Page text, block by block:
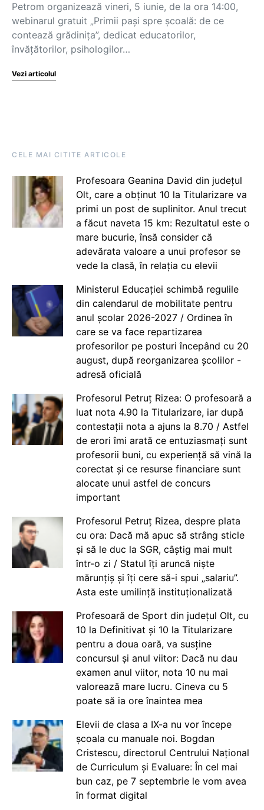
Petrom organizează vineri, 5 iunie, de la ora 14:00,
webinarul gratuit „Primii pași spre școală: de ce
contează grădinița”, dedicat educatorilor,
învățătorilor, psihologilor…
Vezi articolul
CELE MAI CITITE ARTICOLE
Profesoara Geanina David din județul
Olt, care a obținut 10 la Titularizare va
primi un post de suplinitor. Anul trecut
a făcut naveta 15 km: Rezultatul este o
mare bucurie, însă consider că
adevărata valoare a unui profesor se
vede la clasă, în relația cu elevii
Ministerul Educației schimbă regulile
din calendarul de mobilitate pentru
anul școlar 2026-2027 / Ordinea în
care se va face repartizarea
profesorilor pe posturi începând cu 20
august, după reorganizarea școlilor -
adresă oficială
Profesorul Petruț Rizea: O profesoară a
luat nota 4.90 la Titularizare, iar după
contestații nota a ajuns la 8.70 / Astfel
de erori îmi arată ce entuziasmați sunt
profesorii buni, cu experiență să vină la
corectat și ce resurse financiare sunt
alocate unui astfel de concurs
important
Profesorul Petruț Rizea, despre plata
cu ora: Dacă mă apuc să strâng sticle
și să le duc la SGR, câștig mai mult
într-o zi / Statul îți aruncă niște
mărunțiș și îți cere să-i spui „salariu”.
Asta este umilință instituționalizată
Profesoară de Sport din județul Olt, cu
10 la Definitivat și 10 la Titularizare
pentru a doua oară, va susține
concursul și anul viitor: Dacă nu dau
examen anul viitor, nota 10 nu mai
valorează mare lucru. Cineva cu 5
poate să ia ore înaintea mea
Elevii de clasa a IX-a nu vor începe
școala cu manuale noi. Bogdan
Cristescu, directorul Centrului Național
de Curriculum și Evaluare: În cel mai
bun caz, pe 7 septembrie le vom avea
în format digital